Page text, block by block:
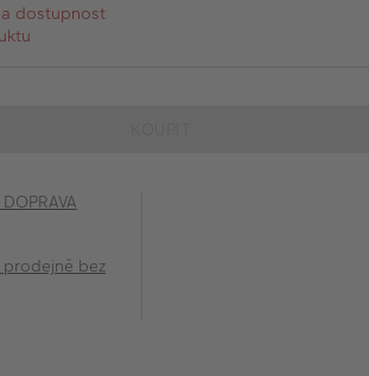
dostupnost
prodejně bez